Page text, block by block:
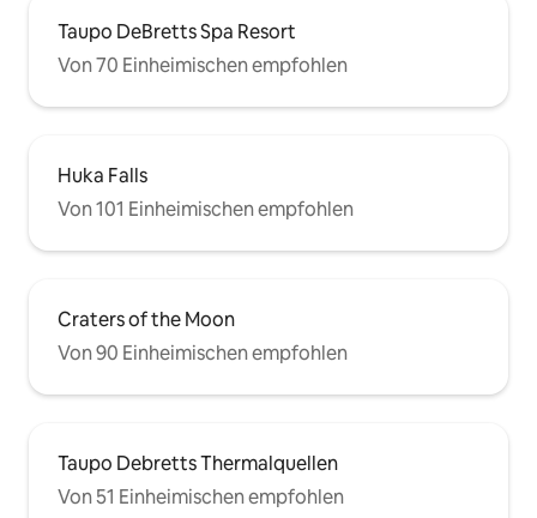
Taupo DeBretts Spa Resort
Von 70 Einheimischen empfohlen
Huka Falls
Von 101 Einheimischen empfohlen
Craters of the Moon
Von 90 Einheimischen empfohlen
Taupo Debretts Thermalquellen
Von 51 Einheimischen empfohlen